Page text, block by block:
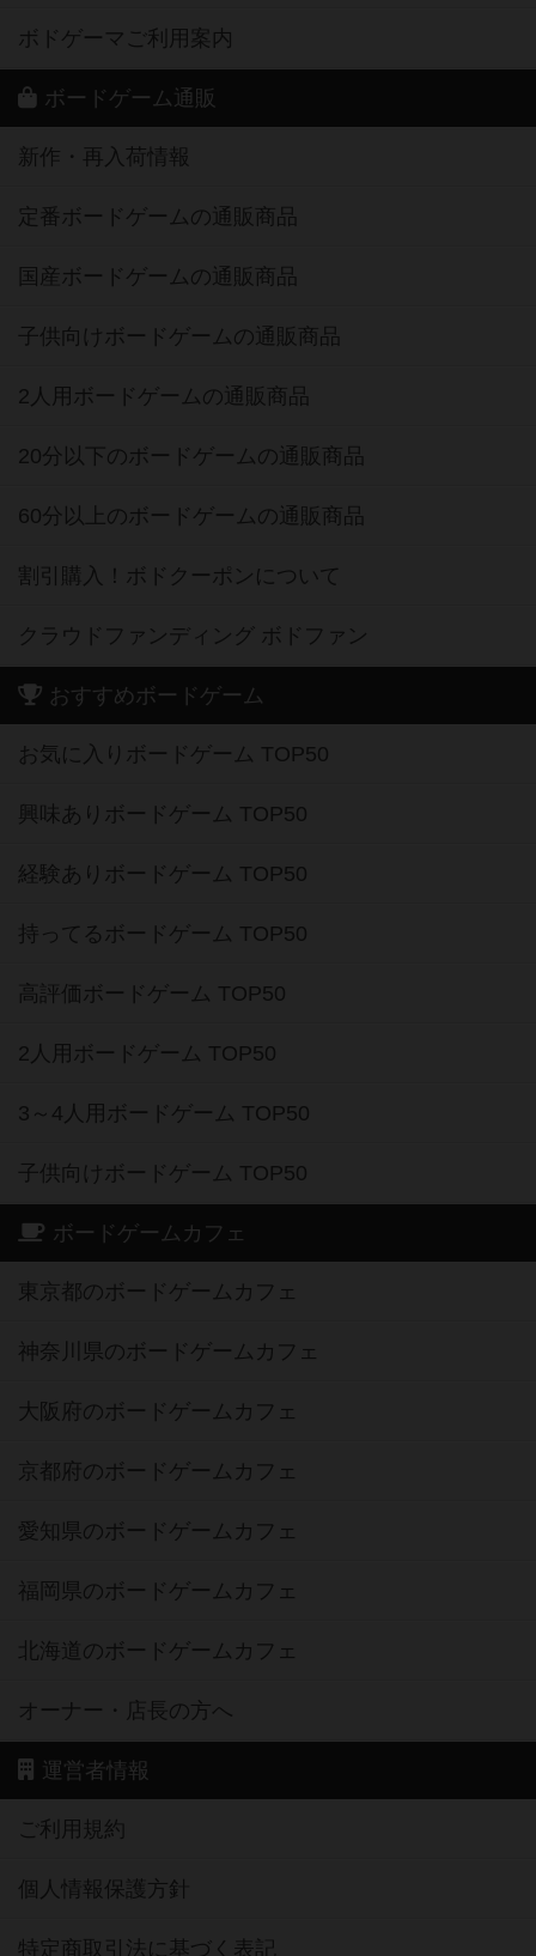
ボドゲーマご利用案内
ボードゲーム通販
新作・再入荷情報
定番ボードゲームの通販商品
国産ボードゲームの通販商品
子供向けボードゲームの通販商品
2人用ボードゲームの通販商品
20分以下のボードゲームの通販商品
60分以上のボードゲームの通販商品
割引購入！ボドクーポンについて
クラウドファンディング ボドファン
おすすめボードゲーム
お気に入りボードゲーム TOP50
興味ありボードゲーム TOP50
経験ありボードゲーム TOP50
持ってるボードゲーム TOP50
高評価ボードゲーム TOP50
2人用ボードゲーム TOP50
3～4人用ボードゲーム TOP50
子供向けボードゲーム TOP50
ボードゲームカフェ
東京都のボードゲームカフェ
神奈川県のボードゲームカフェ
大阪府のボードゲームカフェ
京都府のボードゲームカフェ
愛知県のボードゲームカフェ
福岡県のボードゲームカフェ
北海道のボードゲームカフェ
オーナー・店長の方へ
運営者情報
ご利用規約
個人情報保護方針
特定商取引法に基づく表記